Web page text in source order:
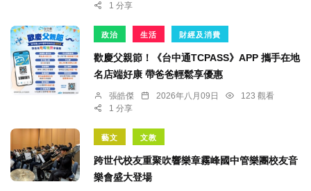
1 分享
政治 生活 財經及消費
歡慶父親節！《台中通TCPASS》APP 攜手在地
名店端好康 帶爸爸輕鬆享優惠
張皓傑 2026年八月09日
123 觀看
1 分享
藝文 文教
跨世代校友重聚吹響樂章霧峰國中管樂團校友音
樂會盛大登場